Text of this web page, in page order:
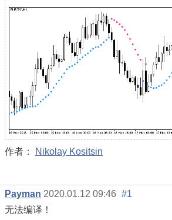
作者： Nikolay Kositsin
Payman 2020.01.12 09:46 #1
无法编译！